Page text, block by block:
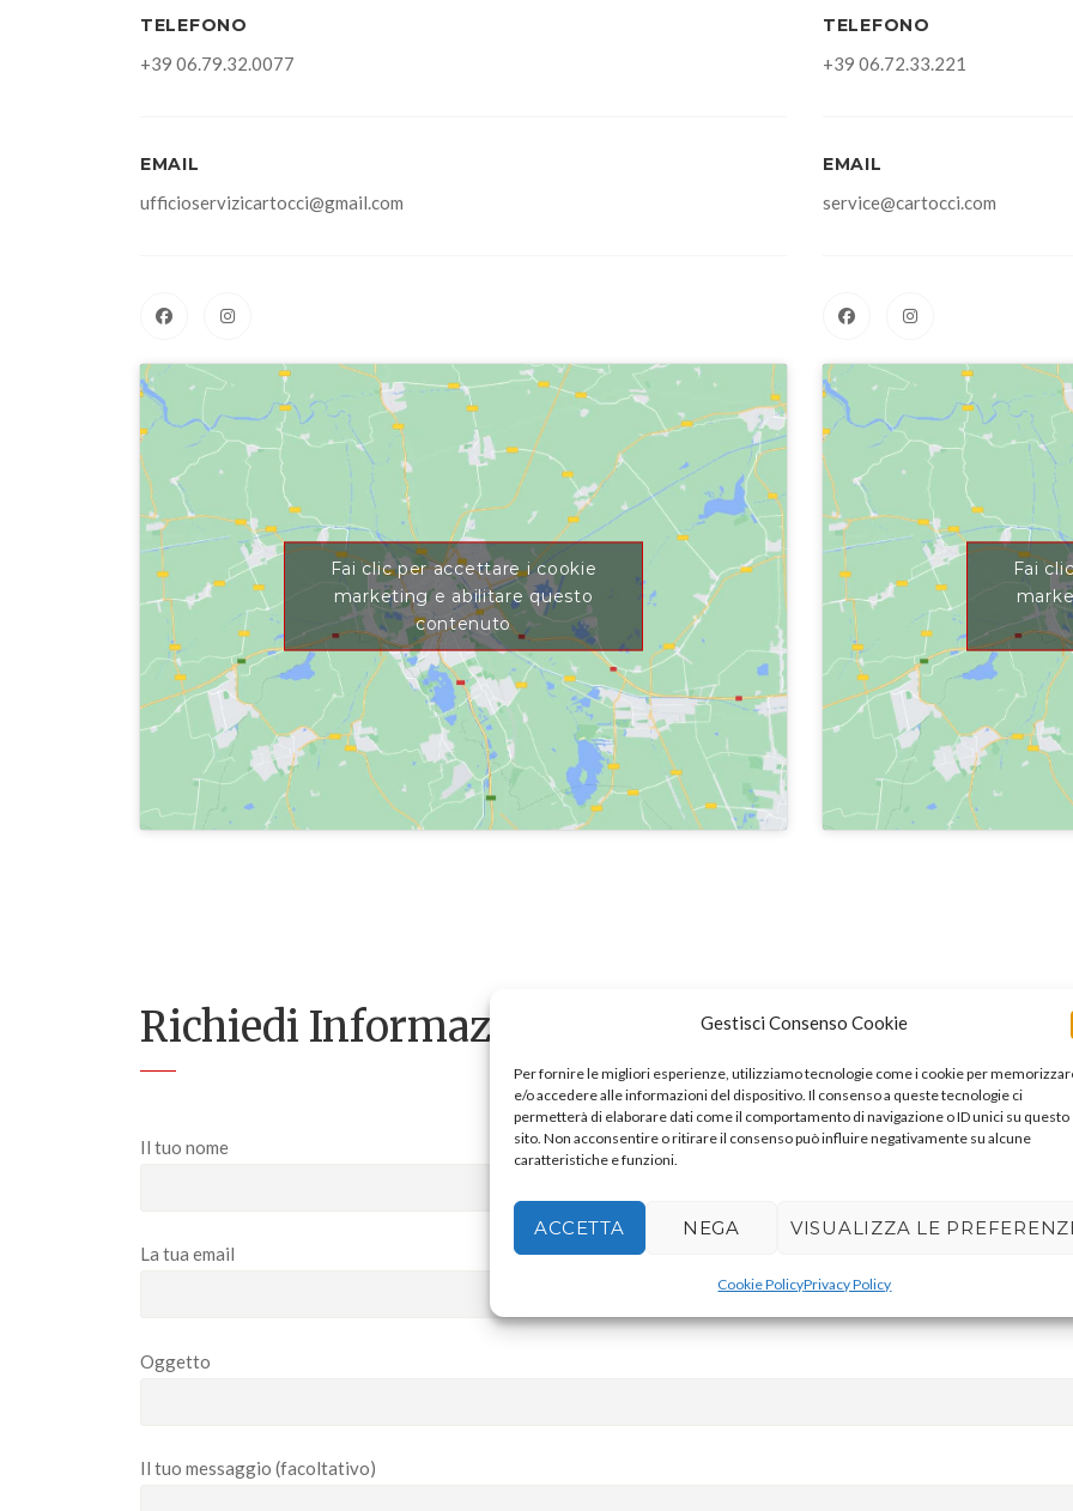
Gestisci Consenso Cookie
Per fornire le migliori esperienze, utilizziamo tecnologie come i cookie per
e/o accedere alle informazioni del dispositivo. Il consenso a queste tecnologie ci
permetterà di elaborare dati come il comportamento di navigazione o ID unici su questo
sito. Non acconsentire o ritirare il consenso può influire negativamente su alcune
caratteristiche e funzioni.
ACCETTA NEGA VISUALIZZA LE
Cookie PolicyPrivacy Policy
TELEFONO
+39 06.79.32.0077
EMAIL
ufficioservizicartocci@gmail.com
Fai clic per accettare i cookie
marketing e abilitare questo
contenuto
TELEFONO
+39 06.72.33.221
EMAIL
service@cartocci.com
Fai
Richiedi Informazioni
Il tuo nome
La tua email
Oggetto
Il tuo messaggio (facoltativo)